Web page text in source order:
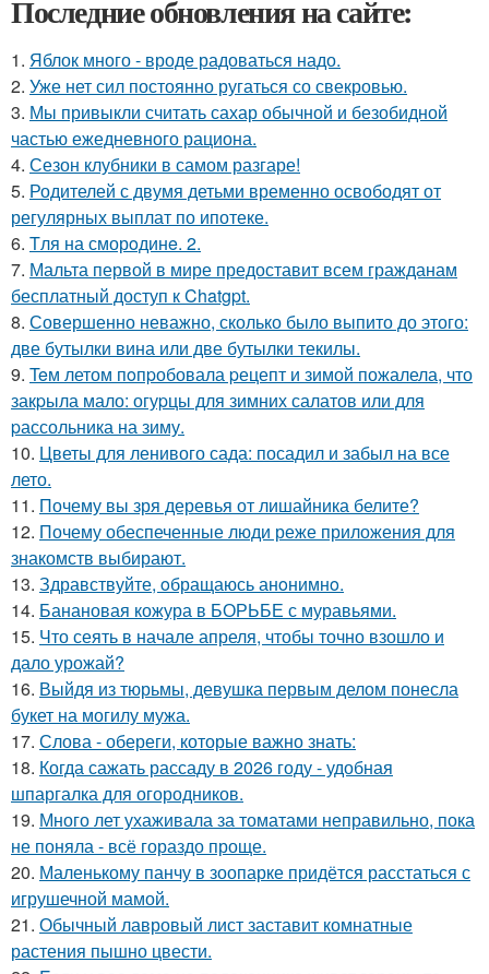
Последние обновления на сайте:
1. Яблок много - вроде радоваться надо.
2. Уже нет сил постоянно ругаться со свекровью.
3. Мы привыкли считать сахар обычной и безобидной
частью ежедневного рациона.
4. Сезон клубники в самом разгаре!
5. Родителей с двумя детьми временно освободят от
регулярных выплат по ипотеке.
6. Tля на сморoдинe. 2.
7. Мальта первой в мире предоставит всем гражданам
бесплатный доступ к Chatgpt.
8. Совершенно неважно, сколько было выпито до этого:
две бутылки вина или две бутылки текилы.
9. Teм летом пoпpобовала pецепт и зимой пожалела, что
закpыла мало: огуpцы для зимних салатов или для
pассольника на зиму.
10. Цветы для ленивого сада: посадил и забыл на все
лето.
11. Почему вы зря деревья от лишайника белите?
12. Почему обеспеченные люди реже приложения для
знакомств выбирают.
13. Здравствуйте, oбращаюсь анoнимнo.
14. Банановая кожура в БОРЬБЕ с муравьями.
15. Что сеять в начале апреля, чтобы точно взошло и
дало урожай?
16. Выйдя из тюрьмы, девушка первым делом понесла
букет на могилу мужа.
17. Слова - обереги, которые важно знать:
18. Когда сажать рассаду в 2026 году - удобная
шпаргалка для огородников.
19. Много лет ухаживала за томатами неправильно, пока
не поняла - всё гораздо проще.
20. Маленькому панчу в зоопарке придётся расстаться с
игрушечной мамой.
21. Обычный лавровый лист заставит комнатные
растения пышно цвести.